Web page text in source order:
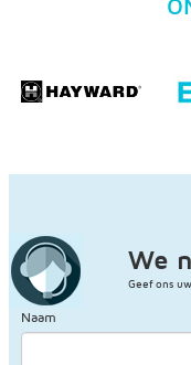
We
Geef ons
Naam